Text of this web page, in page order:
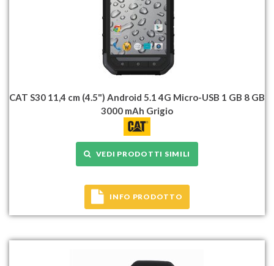
CAT S30 11,4 cm (4.5") Android 5.1 4G Micro-USB 1 GB 8 GB
3000 mAh Grigio
VEDI PRODOTTI SIMILI
INFO PRODOTTO